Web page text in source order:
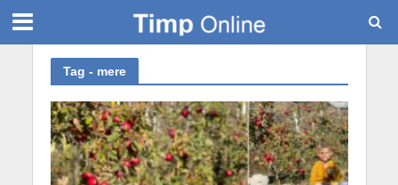
Tag - mere